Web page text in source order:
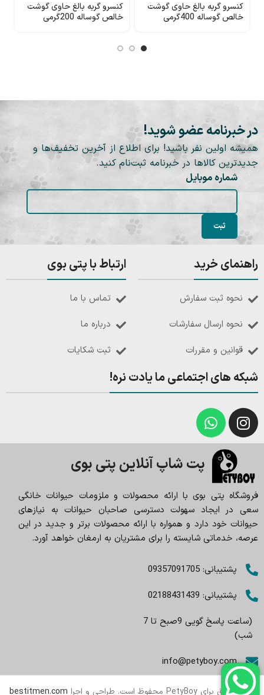
کنسرو گربه بالغ حاوی گوشت
خالص گوساله 400گرمی
کنسرو گربه بالغ حاوی گوشت
خالص گوساله 200گرمی
در خبرنامه عضو شوید!
همیشه اولین نفر باشید! برای اطلاع از آخرین تخفیف‌ها و
جدیدترین کالاها در خبرنامه ثبت‌نام کنید.
شماره موبایل
راهنمای خرید
نحوه ثبت سفارش
نحوه ارسال سفارشات
قوانین و مقررات
ارتباط با پتی بوی
تماس با ما
درباره ما
ثبت شکایات
شبکه های اجتماعی ما یادت نره!
پت شاپ آنلاین پتی بوی
فروشگاه پتی بوی با ارائه محصولات و ملزومات حیوانات خانگی
سعی در ایجاد سهولت دسترسی صاحبان حیوانات به نیازهای
حیوانات خود دارد و همواره با ارائه محصولات برتر و جدید در این
عرصه، خدماتی شایسته را برای مشتریان به ارمغان خواهد آورد.
پشتیبانی: 09357091705
پشتیبانی: 02188431439
(ساعت پاسخ گویی 9صبح تا 7
شب)
info@petyboy.com
تمام حقوق برای PetyBoy محفوظ است. طراحی و اجرا bestitmen.com